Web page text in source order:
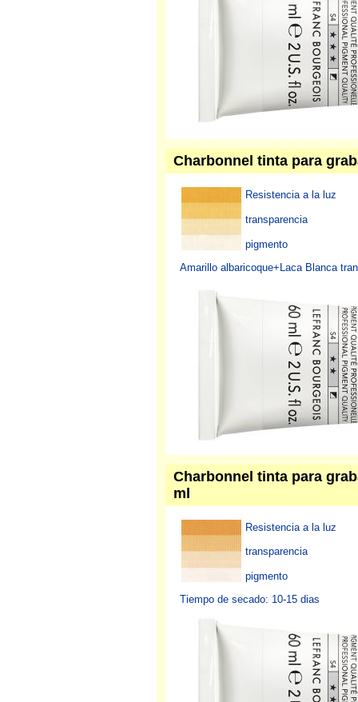
Charbonnel tinta para
Resistencia a la luz
transparencia
pigmento
Amarillo albaricoque+Laca Blanca
Charbonnel tinta para
ml
Resistencia a la luz
transparencia
pigmento
Tiempo de secado: 10-15 dias